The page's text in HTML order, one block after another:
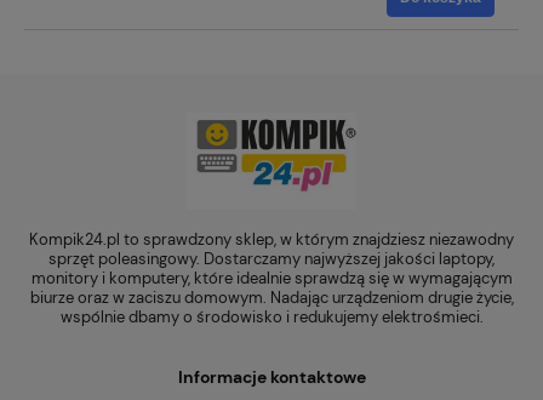
Kompik24.pl to sprawdzony sklep, w którym znajdziesz niezawodny
sprzęt poleasingowy. Dostarczamy najwyższej jakości laptopy,
monitory i komputery, które idealnie sprawdzą się w wymagającym
biurze oraz w zaciszu domowym. Nadając urządzeniom drugie życie,
wspólnie dbamy o środowisko i redukujemy elektrośmieci.
Informacje kontaktowe